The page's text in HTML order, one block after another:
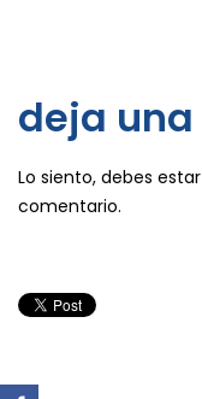
deja
Lo siento, debes estar
comentario.